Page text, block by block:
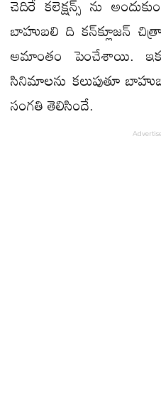
బాహుబలి ది కన్‌క్లూజన్
అమాంతం పెంచేశాయి.
సినిమాలను కలుపుతూ
సంగతి తెలిసిందే.